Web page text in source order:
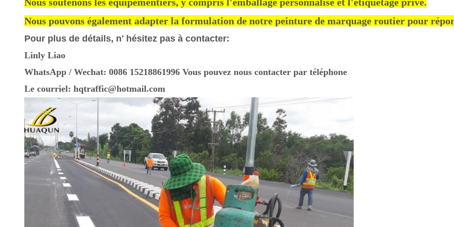
Nous pouvons également adapter la formulation de notre peinture de marquage routier pour
Pour plus de détails, n' hésitez pas à contacter:
Linly Liao
WhatsApp / Wechat: 0086 15218861996 Vous pouvez nous contacter par téléphone
Le courriel: hqtraffic@hotmail.com